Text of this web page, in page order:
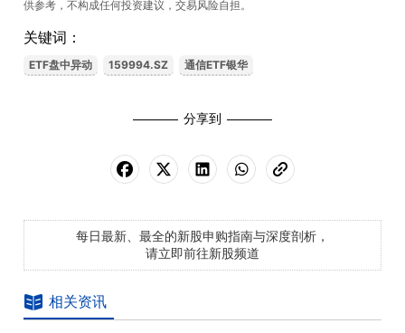
供参考，不构成任何投资建议，交易风险自担。
关键词：
ETF盘中异动 159994.SZ 通信ETF银华
分享到
每日最新、最全的新股申购指南与深度剖析，
请立即前往新股频道
相关资讯